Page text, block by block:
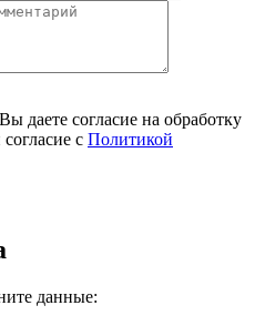
даете согласие на обработку
с Политикой
данные: